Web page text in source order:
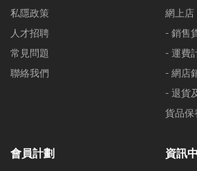
私隱政策
人才招聘
常見問題
聯絡我們
網上店
- 銷售
- 運費
- 網店
- 退貨
貨品保
會員計劃 資訊